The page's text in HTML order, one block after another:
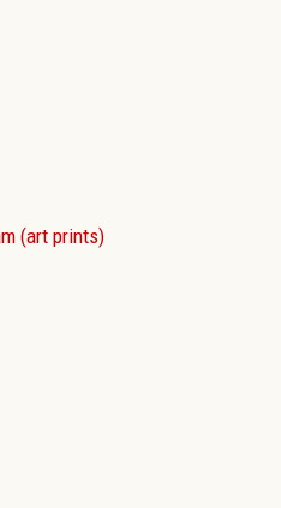
(art prints)